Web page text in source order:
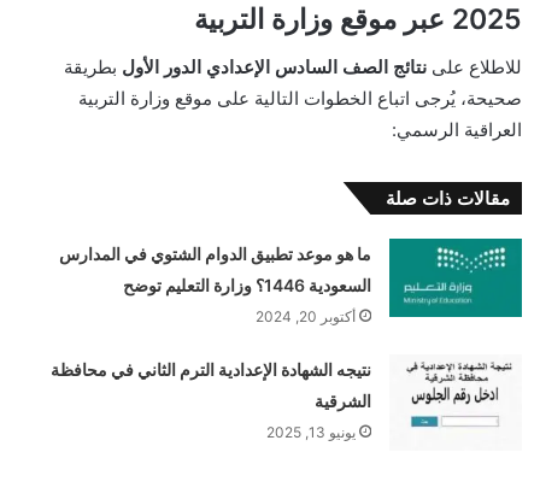
2025 عبر موقع وزارة التربية
للاطلاع على نتائج الصف السادس الإعدادي الدور الأول بطريقة
صحيحة، يُرجى اتباع الخطوات التالية على موقع وزارة التربية
العراقية الرسمي:
مقالات ذات صلة
ما هو موعد تطبيق الدوام الشتوي في المدارس
السعودية 1446؟ وزارة التعليم توضح
أكتوبر 20, 2024
نتيجه الشهادة الإعدادية الترم الثاني في محافظة
الشرقية
يونيو 13, 2025